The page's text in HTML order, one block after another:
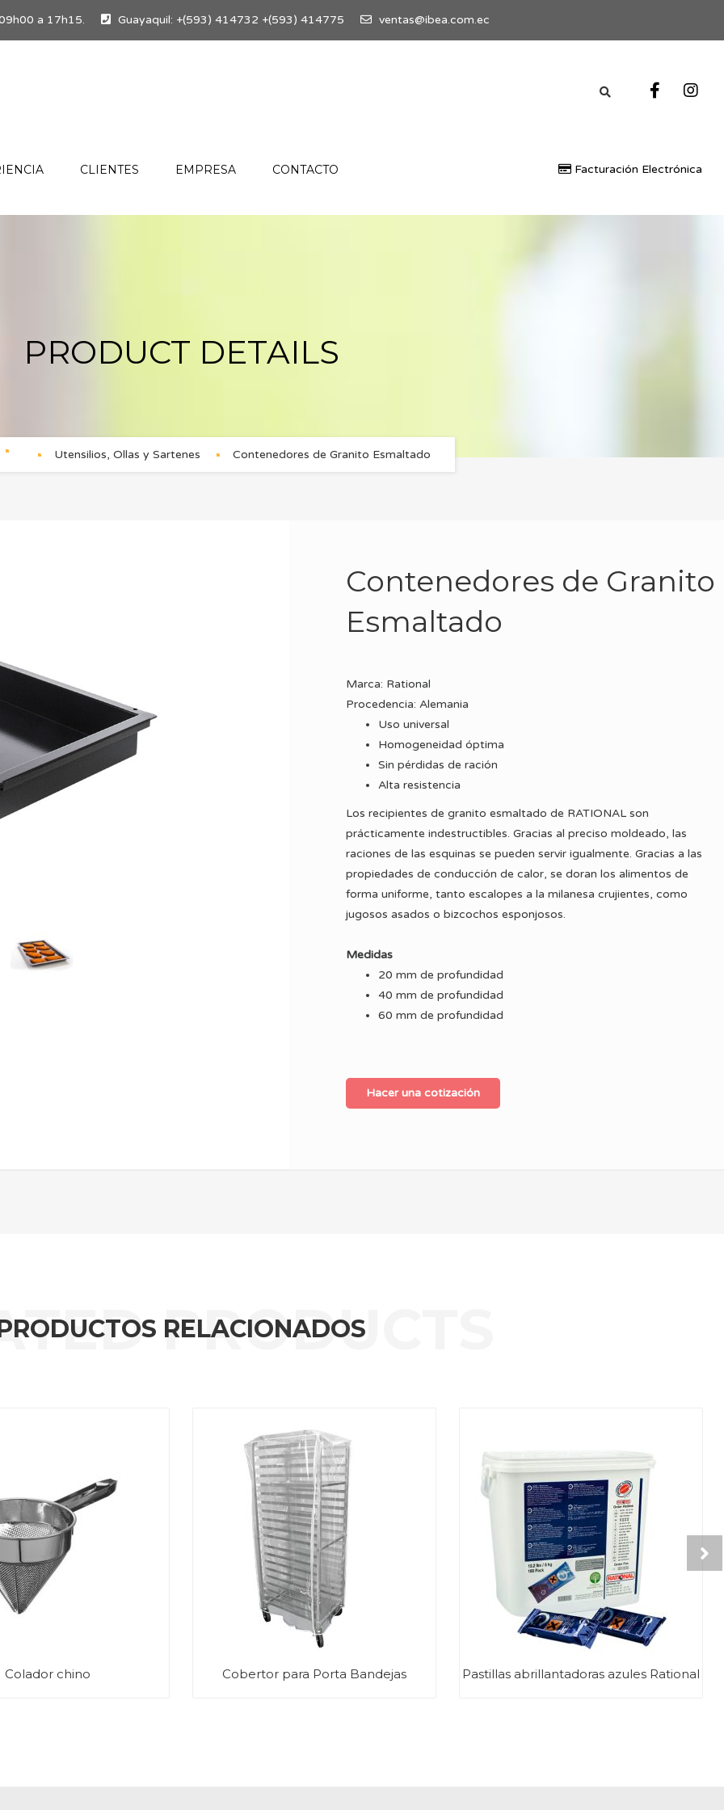
09h00 a 17h15. Guayaquil: +(593) 414732 +(593) 414775 ventas@ibea.com.ec
CLIENTES EMPRESA CONTACTO Facturación Electrónica
PRODUCT DETAILS
Utensilios, Ollas y Sartenes Contenedores de Granito Esmaltado
Contenedores de Granito
Esmaltado
Marca: Rational
Procedencia: Alemania
Uso universal
Homogeneidad óptima
Sin pérdidas de ración
Alta resistencia
Los recipientes de granito esmaltado de RATIONAL son
prácticamente indestructibles. Gracias al preciso moldeado, las
raciones de las esquinas se pueden servir igualmente. Gracias a las
propiedades de conducción de calor, se doran los alimentos de
forma uniforme, tanto escalopes a la milanesa crujientes, como
jugosos asados o bizcochos esponjosos.
Medidas
20 mm de profundidad
40 mm de profundidad
60 mm de profundidad
Hacer una cotización
RELACIONADOS
Colador chino Cobertor para Porta Bandejas Pastillas abrillantadoras azules Rational